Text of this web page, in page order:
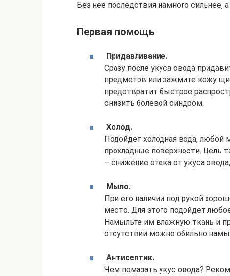
Без нее последствия намного сильнее,
Первая помощь
Придавливание.
Сразу после укуса овода
предметов или зажмите кожу
предотвратит быстрое
снизить болевой синдром.
Холод.
Подойдет холодная вода, любой
прохладные поверхности. Цель
– снижение отека от укуса
Мыло.
При его наличии под рукой
место. Для этого подойдет
Намыльте им влажную ткань и
отсутствии можно обильно
Антисептик.
Чем помазать укус овода?